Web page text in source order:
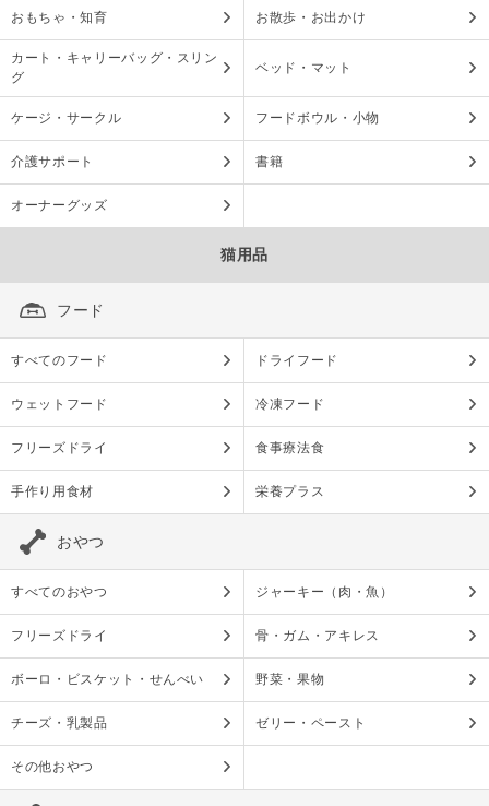
おもちゃ・知育 お散歩・お出かけ
カート・キャリーバッグ・スリン
グ
ベッド・マット
ケージ・サークル フードボウル・小物
介護サポート 書籍
オーナーグッズ
猫用品
フード
すべてのフード ドライフード
ウェットフード 冷凍フード
フリーズドライ 食事療法食
手作り用食材 栄養プラス
おやつ
すべてのおやつ ジャーキー（肉・魚）
フリーズドライ 骨・ガム・アキレス
ボーロ・ビスケット・せんべい 野菜・果物
チーズ・乳製品 ゼリー・ペースト
その他おやつ